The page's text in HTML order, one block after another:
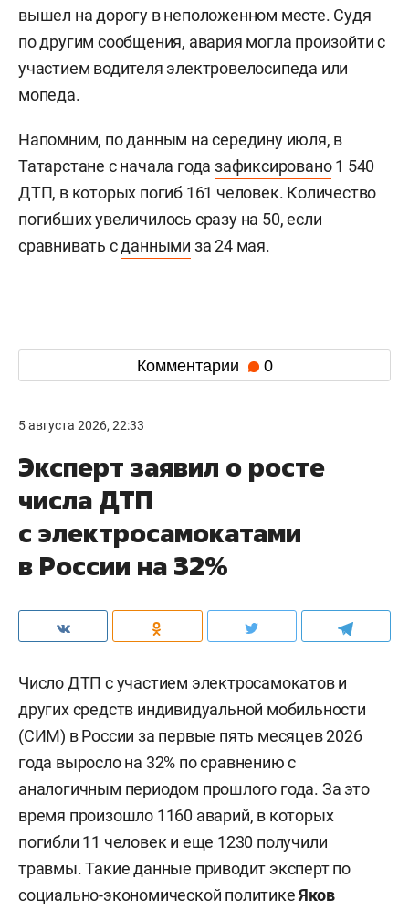
вышел на дорогу в неположенном месте. Судя
по другим сообщения, авария могла произойти с
участием водителя электровелосипеда или
мопеда.
Напомним, по данным на середину июля, в
Татарстане с начала годазафиксировано1 540
ДТП, в которых погиб 161 человек. Количество
погибших увеличилось сразу на 50, если
сравнивать сданными за 24 мая.
Комментарии 0
5 августа 2026, 22:33
Эксперт заявил о росте
числа ДТП
с электросамокатами
в России на 32%
Число ДТП с участием электросамокатов и
других средств индивидуальной мобильности
(СИМ) в России за первые пять месяцев 2026
года выросло на 32% по сравнению с
аналогичным периодом прошлого года. За это
время произошло 1160 аварий, в которых
погибли 11 человек и еще 1230 получили
травмы. Такие данные приводит эксперт по
социально-экономической политикеЯков